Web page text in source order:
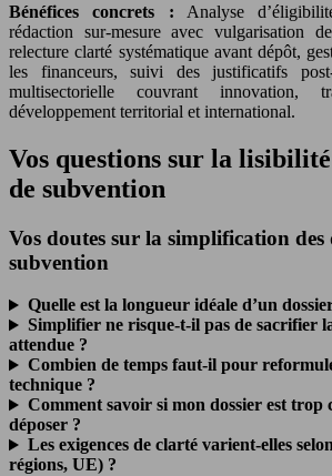
Bénéfices concrets : Analyse
rédaction sur-mesure avec vulgarisation
relecture clarté systématique avant dépôt,
les financeurs, suivi des justificatifs
multisectorielle couvrant innovation,
développement territorial et international.
Vos questions sur la lisibilité
de subvention
Vos doutes sur la simplification des
subvention
Quelle est la longueur idéale d’un
Simplifier ne risque-t-il pas de sacrifier
attendue ?
Combien de temps faut-il pour
technique ?
Comment savoir si mon dossier est trop
déposer ?
Les exigences de clarté varient-elles
régions, UE) ?